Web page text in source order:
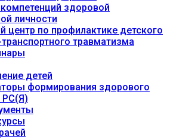
здоровой
личности
центр по профилактике детского
травматизма
детей
формирования здорового
РС(Я)